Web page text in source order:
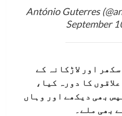
September
اور لاڑکانہ کے
کا دورہ کیا،
بھی دیکھے اور وہاں
بھی ملے۔